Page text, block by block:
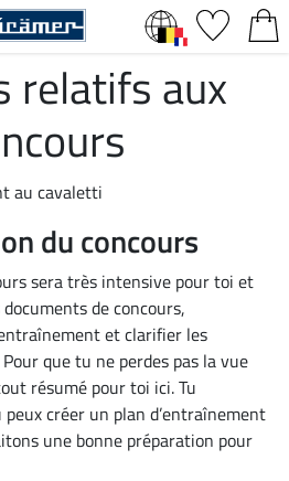
relatifs aux
du concours
sera très intensive pour toi et
de concours,
et clarifier les
que tu ne perdes pas la vue
résumé pour toi ici. Tu
créer un plan d’entraînement
une bonne préparation pour